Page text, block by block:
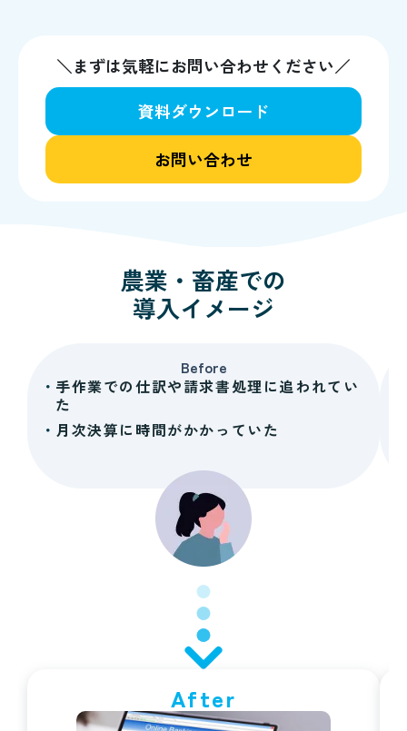
＼まずは気軽にお問い合わせください／
資料ダウンロード
お問い合わせ
農業・畜産での
導入イメージ
Before
手作業での仕訳や請求書処理に追われてい
た
月次決算に時間がかかっていた
After